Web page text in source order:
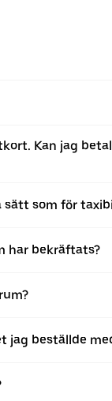
Kan jag
som för
har bekräftats?
jag beställde